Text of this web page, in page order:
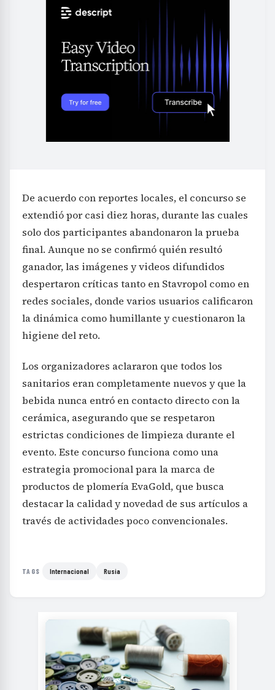
De acuerdo con reportes locales, el concurso se
extendió por casi diez horas, durante las cuales
solo dos participantes abandonaron la prueba
final. Aunque no se confirmó quién resultó
ganador, las imágenes y videos difundidos
despertaron críticas tanto en Stavropol como en
redes sociales, donde varios usuarios calificaron
la dinámica como humillante y cuestionaron la
higiene del reto.
Los organizadores aclararon que todos los
sanitarios eran completamente nuevos y que la
bebida nunca entró en contacto directo con la
cerámica, asegurando que se respetaron
estrictas condiciones de limpieza durante el
evento. Este concurso funciona como una
estrategia promocional para la marca de
productos de plomería EvaGold, que busca
destacar la calidad y novedad de sus artículos a
través de actividades poco convencionales.
TAGS Internacional Rusia